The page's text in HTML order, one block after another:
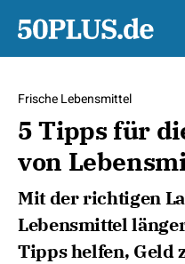
Frische Lebensmittel
5 Tipps für
von
Mit der richtigen
Lebensmittel
Tipps helfen, Geld